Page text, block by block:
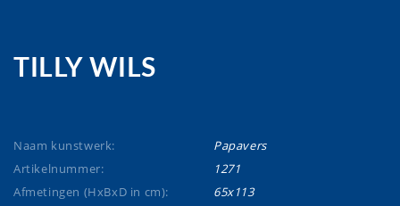
TILLY WILS
Naam kunstwerk:
Papavers
Artikelnummer:
1271
Afmetingen (HxBxD in cm):
65x113